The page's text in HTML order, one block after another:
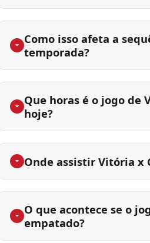
Como isso afeta a
temporada?
Que horas é o jogo de
hoje?
Onde assistir Vitória x
O que acontece se o
empatado?